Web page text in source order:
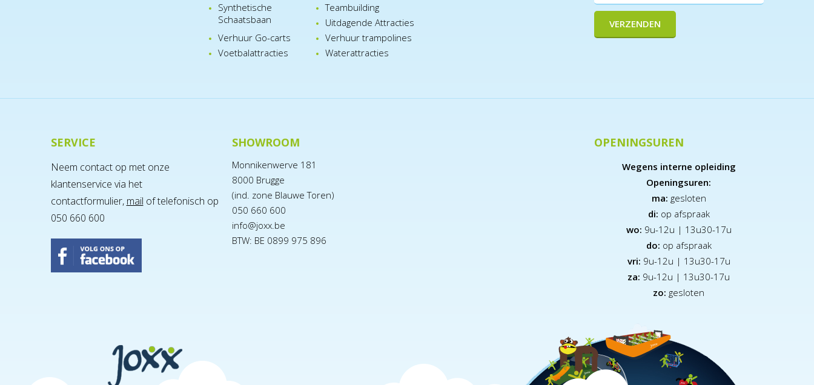
Synthetische
Schaatsbaan
Teambuilding
Uitdagende Attracties
Verhuur Go-carts
Verhuur trampolines
Voetbalattracties
Waterattracties
SERVICE
Neem contact op met onze
klantenservice via het
contactformulier, mail of telefonisch op
050 660 600
SHOWROOM
Monnikenwerve 181
8000 Brugge
(ind. zone Blauwe Toren)
050 660 600
info@joxx.be
BTW: BE 0899 975 896
OPENINGSUREN
Wegens interne opleiding
Openingsuren:
ma: gesloten
di: op afspraak
wo: 9u-12u | 13u30-17u
do: op afspraak
vri: 9u-12u | 13u30-17u
za: 9u-12u | 13u30-17u
zo: gesloten